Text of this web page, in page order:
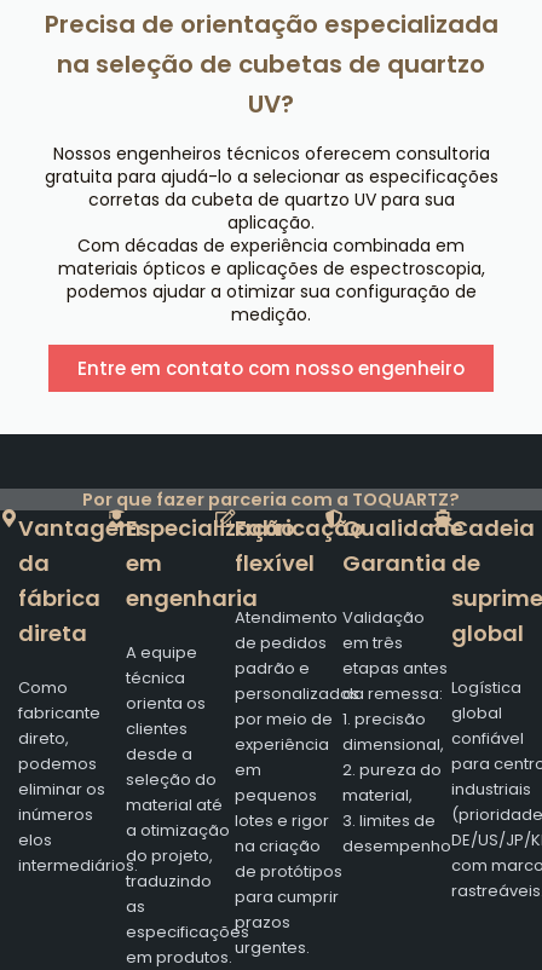
Precisa de orientação especializada
na seleção de cubetas de quartzo
UV?
Nossos engenheiros técnicos oferecem consultoria
gratuita para ajudá-lo a selecionar as especificações
corretas da cubeta de quartzo UV para sua
aplicação.
Com décadas de experiência combinada em
materiais ópticos e aplicações de espectroscopia,
podemos ajudar a otimizar sua configuração de
medição.
Entre em contato com nosso engenheiro
Por que fazer parceria com a TOQUARTZ?
Vantagem
da
fábrica
direta
Como
fabricante
direto,
podemos
eliminar os
inúmeros
elos
intermediários.
Especialização
em
engenharia
A equipe
técnica
orienta os
clientes
desde a
seleção do
material até
a otimização
do projeto,
traduzindo
as
especificações
em produtos.
Fabricação
flexível
Atendimento
de pedidos
padrão e
personalizados
por meio de
experiência
em
pequenos
lotes e rigor
na criação
de protótipos
para cumprir
prazos
urgentes.
Qualidade
Garantia
Validação
em três
etapas antes
da remessa:
1. precisão
dimensional,
2. pureza do
material,
3. limites de
desempenho
Cadeia
de
global
Logística
global
confiável
para
industriais
(prioridade
DE/US/JP/
com